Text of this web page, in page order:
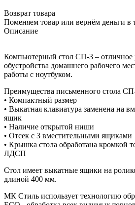
Возврат товара
Поменяем товар или вернём деньги в
Описание
Компьютерный стол СП-3 – отличное
обустройства домашнего рабочего
работы с ноутбуком.
Преимущества письменного стола
• Компактный размер
• Выкатная клавиатура заменена на
ящик
• Наличие открытой ниши
• Отсек с 3 вместительными ящиками
• Крышка стола обработана кромкой
ЛДСП
Стол имеет выкатные ящики на
длиной 400 мм.
МК Стиль использует технологию